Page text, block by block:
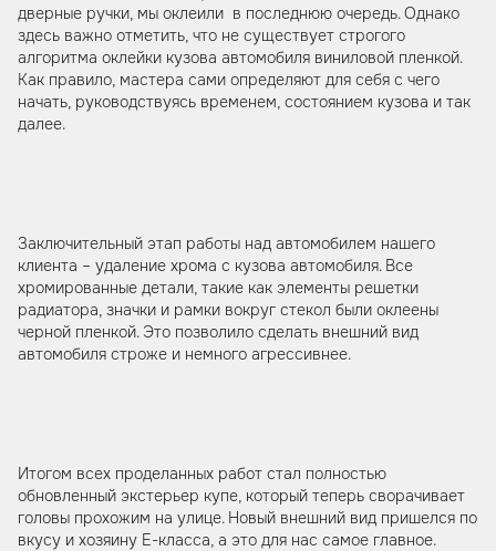
дверные ручки, мы оклеили в последнюю очередь. Однако
здесь важно отметить, что не существует строгого
алгоритма оклейки кузова автомобиля виниловой пленкой.
Как правило, мастера сами определяют для себя с чего
начать, руководствуясь временем, состоянием кузова и так
далее.
Заключительный этап работы над автомобилем нашего
клиента – удаление хрома с кузова автомобиля. Все
хромированные детали, такие как элементы решетки
радиатора, значки и рамки вокруг стекол были оклеены
черной пленкой. Это позволило сделать внешний вид
автомобиля строже и немного агрессивнее.
Итогом всех проделанных работ стал полностью
обновленный экстерьер купе, который теперь сворачивает
головы прохожим на улице. Новый внешний вид пришелся по
вкусу и хозяину E-класса, а это для нас самое главное.